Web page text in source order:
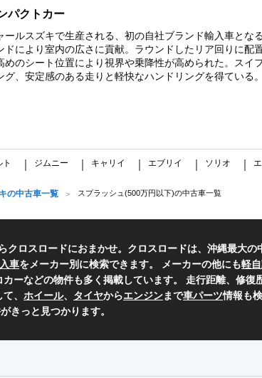
パクトカー
ルスズキで生産される、初の自社ブランド輸入車とな
により室内の広さに貢献。ラウンドしたリア回りに
のシート位置により視界や乗降性が高められた。ス
、安定感のある走りと軽快なハンドリングを得ている
ト ジムニー キャリイ エブリイ ソリオ
の中古車一覧 スプラッシュ(500万円以下)の中古車一覧
クロスロードにおまかせ。クロスロードは、沖縄最大の
車をメーカー別に検索できます。 メーカーの他にも軽
ーなどの物件も多く掲載しています。 走行距離、修
、 ホイール、 タイヤからエンジンまで車パーツ情報も
きっと見つかります。